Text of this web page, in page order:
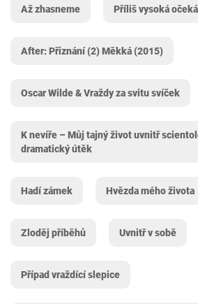
Až zhasneme Příliš vysoká
After: Přiznání (2) Měkká (2015)
Oscar Wilde & Vraždy za svitu svíček
K nevíře – Můj tajný život uvnitř
dramatický útěk
Hadí zámek Hvězda mého života
Zloděj příběhů Uvnitř v sobě
Případ vraždící slepice